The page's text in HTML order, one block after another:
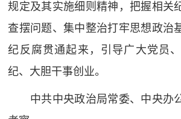
规定及其实施细则精神，把握相关
查摆问题、集中整治打牢思想政治
纪反腐贯通起来，引导广大党员
纪、大胆干事创业。
中共中央政治局常委、中央办